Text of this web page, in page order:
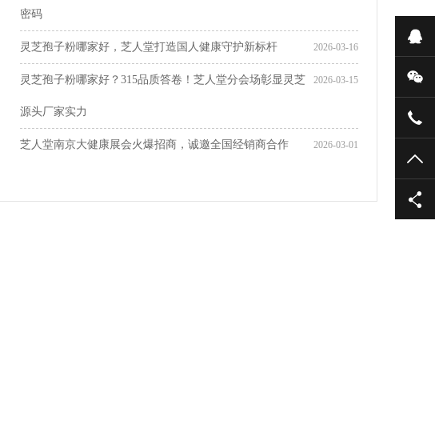
密码
2026-03-16
灵芝孢子粉哪家好，芝人堂打造国人健康守护新标杆
2026-03-15
灵芝孢子粉哪家好？315品质答卷！芝人堂分会场彰显灵芝
源头厂家实力
2026-03-01
芝人堂南京大健康展会火爆招商，诚邀全国经销商合作
在
微